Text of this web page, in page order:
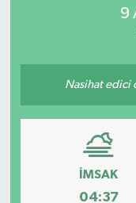
9
Nasihat edici
İMSAK
04:37
RÖPORTAJLAR
SAĞLIK
SİYASET
GÜNCEL